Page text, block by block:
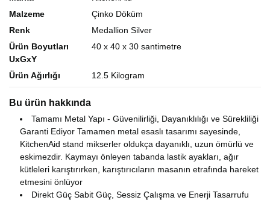
Malzeme
Çinko Döküm
Renk
Medallion Silver
Ürün Boyutları
UxGxY
40 x 40 x 30 santimetre
Ürün Ağırlığı 12.5 Kilogram
Bu ürün hakkında
Tamamı Metal Yapı - Güvenilirliği, Dayanıklılığı ve Sürekliliği
Garanti Ediyor Tamamen metal esaslı tasarımı sayesinde,
KitchenAid stand mikserler oldukça dayanıklı, uzun ömürlü ve
eskimezdir. Kaymayı önleyen tabanda lastik ayakları, ağır
kütleleri karıştırırken, karıştırıcıların masanın etrafında hareket
etmesini önlüyor
Direkt Güç Sabit Güç, Sessiz Çalışma ve Enerji Tasarrufu